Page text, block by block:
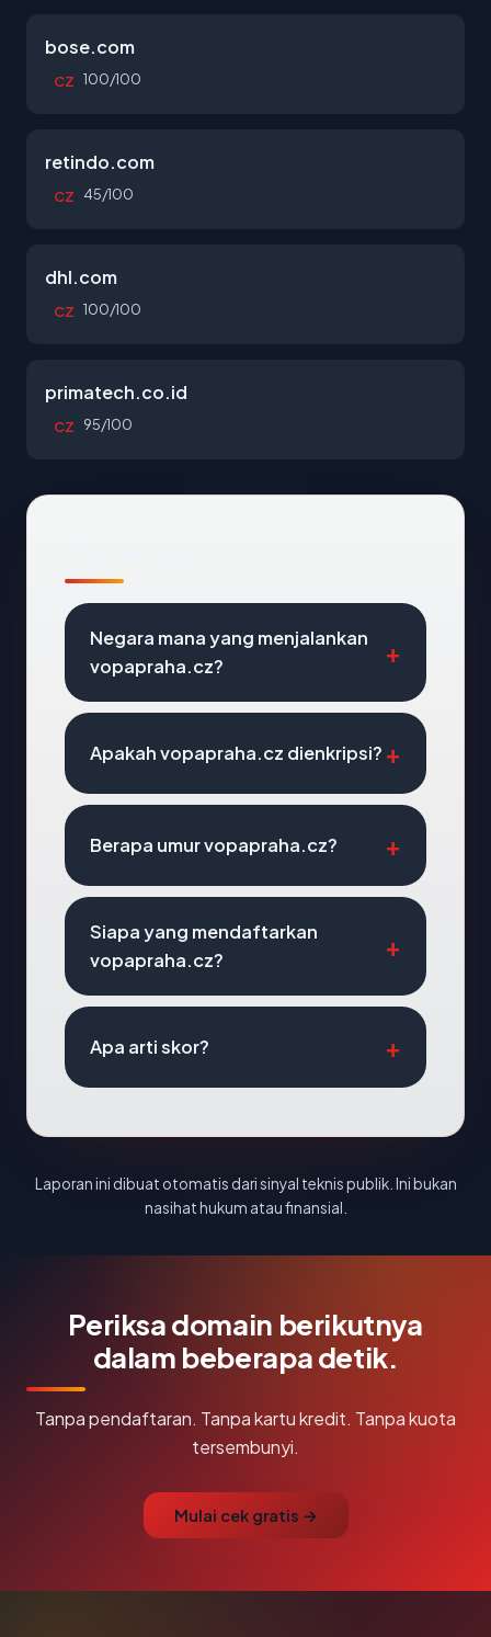
bose.com
CZ 100/100
retindo.com
CZ 45/100
dhl.com
CZ 100/100
primatech.co.id
CZ 95/100
Negara mana yang menjalankan
vopapraha.cz?
Apakah vopapraha.cz dienkripsi?
Berapa umur vopapraha.cz?
Siapa yang mendaftarkan
vopapraha.cz?
Apa arti skor?
Laporan ini dibuat otomatis dari sinyal teknis publik. Ini bukan
nasihat hukum atau finansial.
Periksa domain berikutnya
dalam beberapa detik.
Tanpa pendaftaran. Tanpa kartu kredit. Tanpa kuota
tersembunyi.
Mulai cek gratis →